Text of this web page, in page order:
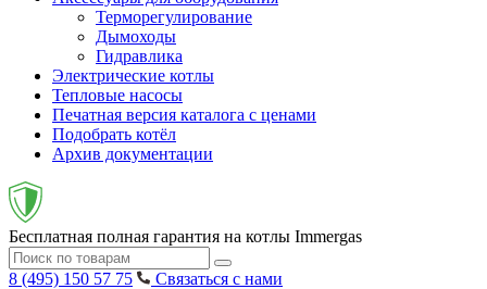
Терморегулирование
Дымоходы
Гидравлика
Электрические котлы
Тепловые насосы
Печатная версия каталога с ценами
Подобрать котёл
Архив документации
Бесплатная полная гарантия на котлы Immergas
8 (495) 150 57 75
Связаться с нами